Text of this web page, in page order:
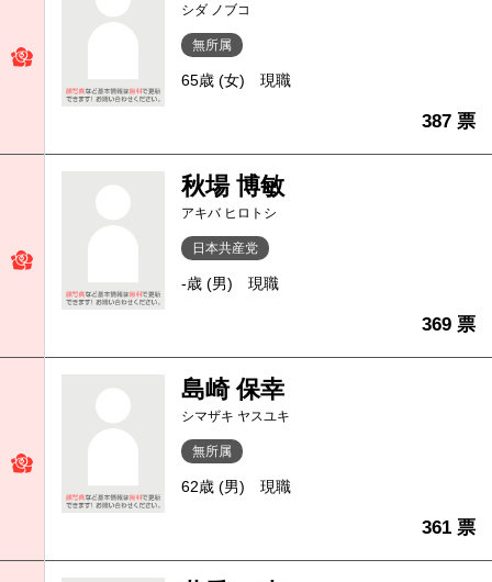
シダ ノブコ
無所属
65歳 (女) 現職
387 票
秋場 博敏
アキバ ヒロトシ
日本共産党
-歳 (男) 現職
369 票
島崎 保幸
シマザキ ヤスユキ
無所属
62歳 (男) 現職
361 票